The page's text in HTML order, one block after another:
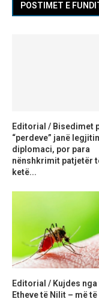
POSTIMET E
Editorial / Bisedimet
“perdeve” janë
diplomaci, por para
nënshkrimit patjetër
ketë...
Editorial / Kujdes
Etheve të Nilit – më të